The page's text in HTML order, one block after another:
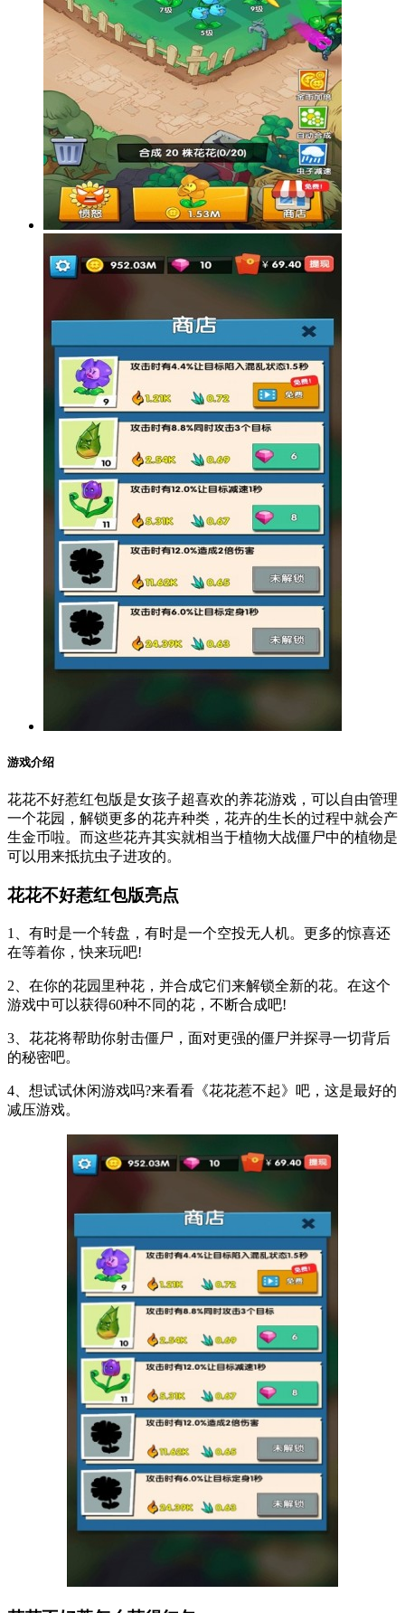
游戏介绍
花花不好惹红包版是女孩子超喜欢的养花游戏，可以自由管理
一个花园，解锁更多的花卉种类，花卉的生长的过程中就会产
生金币啦。而这些花卉其实就相当于植物大战僵尸中的植物是
可以用来抵抗虫子进攻的。
花花不好惹红包版亮点
1、有时是一个转盘，有时是一个空投无人机。更多的惊喜还
在等着你，快来玩吧!
2、在你的花园里种花，并合成它们来解锁全新的花。在这个
游戏中可以获得60种不同的花，不断合成吧!
3、花花将帮助你射击僵尸，面对更强的僵尸并探寻一切背后
的秘密吧。
4、想试试休闲游戏吗?来看看《花花惹不起》吧，这是最好的
减压游戏。